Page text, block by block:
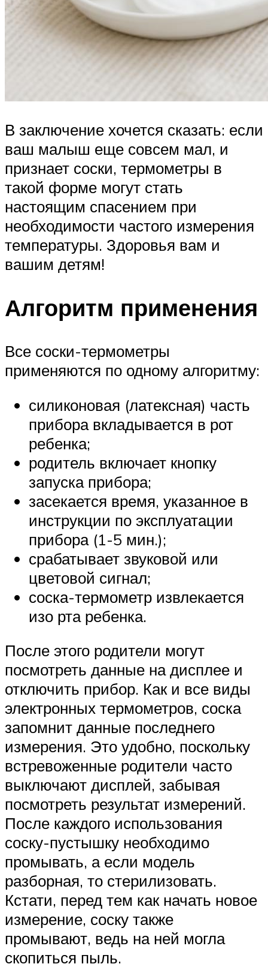
В заключение хочется сказать: если
ваш малыш еще совсем мал, и
признает соски, термометры в
такой форме могут стать
настоящим спасением при
необходимости частого измерения
температуры. Здоровья вам и
вашим детям!
Алгоритм применения
Все соски-термометры
применяются по одному алгоритму:
силиконовая (латексная) часть
прибора вкладывается в рот
ребенка;
родитель включает кнопку
запуска прибора;
засекается время, указанное в
инструкции по эксплуатации
прибора (1-5 мин.);
срабатывает звуковой или
цветовой сигнал;
соска-термометр извлекается
изо рта ребенка.
После этого родители могут
посмотреть данные на дисплее и
отключить прибор. Как и все виды
электронных термометров, соска
запомнит данные последнего
измерения. Это удобно, поскольку
встревоженные родители часто
выключают дисплей, забывая
посмотреть результат измерений.
После каждого использования
соску-пустышку необходимо
промывать, а если модель
разборная, то стерилизовать.
Кстати, перед тем как начать новое
измерение, соску также
промывают, ведь на ней могла
скопиться пыль.